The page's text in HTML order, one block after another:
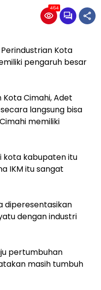
464
Kota
pengaruh besar
Kota Cimahi, Adet
langsung bisa
memiliki
kota kabupaten itu
IKM itu sangat
diperesentasikan
dengan industri
pertumbuhan
masih tumbuh